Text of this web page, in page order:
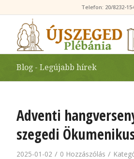
Telefon: 20/8232-
Blog - Legújabb hírek
Adventi
szegedi
2025-01-02 / 0 Hozzászólás /